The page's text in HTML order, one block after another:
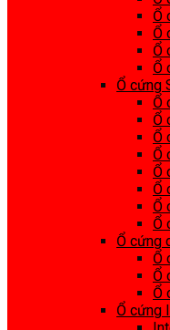
Ổ
Ổ
Ổ
Ổ
Ổ cứng
Ổ
Ổ
Ổ
Ổ
Ổ
Ổ
Ổ
Ổ
Ổ cứng
Ổ
Ổ
Ổ
Ổ cứng